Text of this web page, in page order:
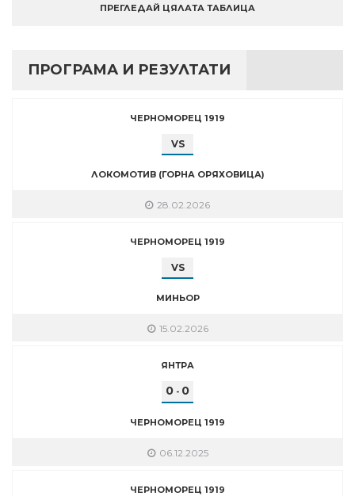
ПРЕГЛЕДАЙ ЦЯЛАТА ТАБЛИЦА
ПРОГРАМА И РЕЗУЛТАТИ
ЧЕРНОМОРЕЦ 1919
VS
ЛОКОМОТИВ (ГОРНА ОРЯХОВИЦА)
28.02.2026
ЧЕРНОМОРЕЦ 1919
VS
МИНЬОР
15.02.2026
ЯНТРА
0 - 0
ЧЕРНОМОРЕЦ 1919
06.12.2025
ЧЕРНОМОРЕЦ 1919